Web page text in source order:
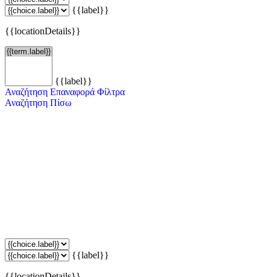
{{label}}
{{locationDetails}}
{{label}}
Αναζήτηση Επαναφορά Φίλτρα
Αναζήτηση Πίσω
{{label}}